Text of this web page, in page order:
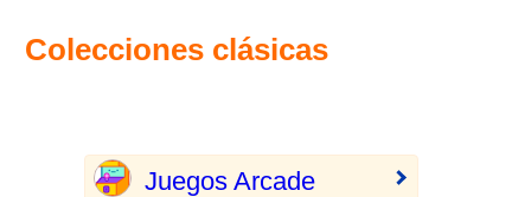
Colecciones clásicas
Juegos Arcade